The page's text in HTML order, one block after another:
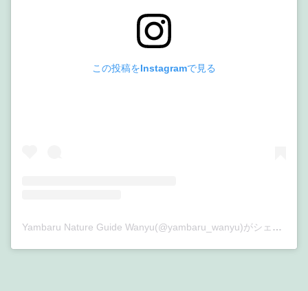
この投稿をInstagramで見る
Yambaru Nature Guide Wanyu(@yambaru_wanyu)がシェアした投稿